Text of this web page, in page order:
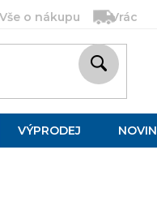
Vše o nákupu
VÝPRODEJ